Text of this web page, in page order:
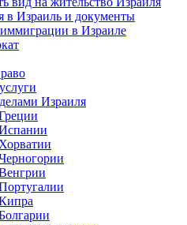
в Израиль и документы
в Израиле
Израиля